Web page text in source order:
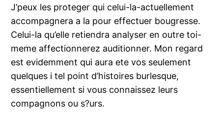
J’peux les proteger qui celui-la-actuellement
accompagnera a la pour effectuer bougresse.
Celui-la qu’elle retiendra analyser en outre toi-
meme affectionnerez auditionner. Mon regard
est evidemment qui aura ete vos seulement
quelques i tel point d’histoires burlesque,
essentiellement si vous connaissez leurs
compagnons ou s?urs.